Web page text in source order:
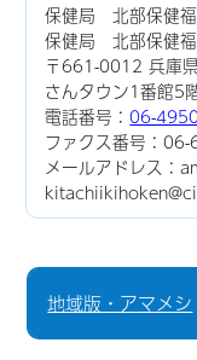
保健局 北部保健
保健局 北部保健
〒661-0012 兵庫
さんタウン1番館5
電話番号：06-
ファクス番号：
メールアドレス：
地域版・アマメシ